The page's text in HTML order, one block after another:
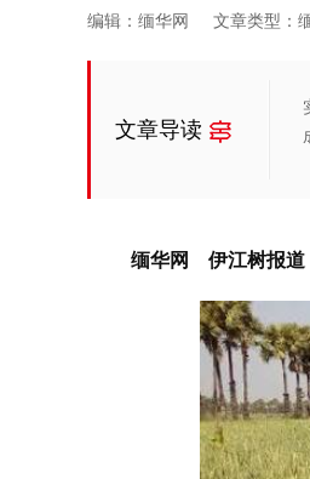
编辑：缅华网 文章类型：
文章导读
缅华网 伊江树报道